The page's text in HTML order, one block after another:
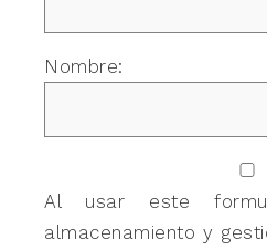
Nombre:
Al usar este
almacenamiento y